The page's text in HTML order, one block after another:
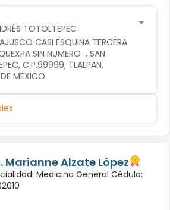
TOTOLTEPEC
CASI ESQUINA TERCERA
SIN NUMERO  , SAN
C.P.99999, TLALPAN,
MEXICO
Marianne Alzate López
Medicina General Cédula: